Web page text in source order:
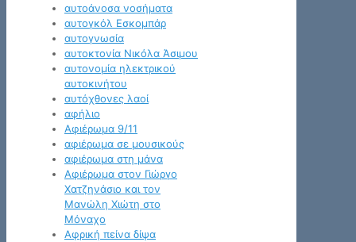
αυτοάνοσα νοσήματα
αυτογκόλ Εσκομπάρ
αυτογνωσία
αυτοκτονία Νικόλα Άσιμου
αυτονομία ηλεκτρικού
αυτοκινήτου
αυτόχθονες λαοί
αφήλιο
Αφιέρωμα 9/11
αφιέρωμα σε μουσικούς
αφιέρωμα στη μάνα
Αφιέρωμα στον Γιώργο
Χατζηνάσιο και τον
Μανώλη Χιώτη στο
Μόναχο
Αφρική πείνα δίψα